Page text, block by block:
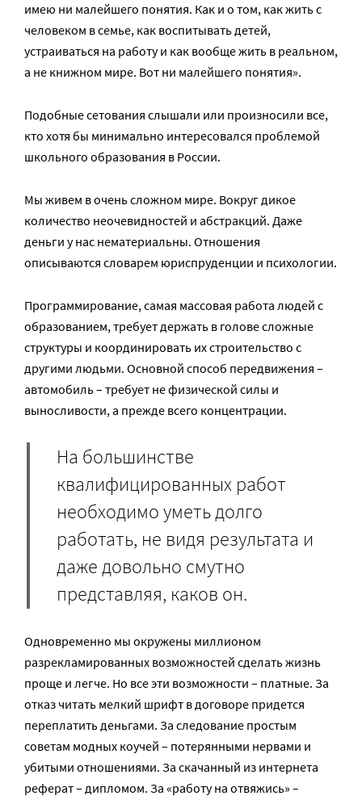
имею ни малейшего понятия. Как и о том, как жить с
человеком в семье, как воспитывать детей,
устраиваться на работу и как вообще жить в реальном,
а не книжном мире. Вот ни малейшего понятия».
Подобные сетования слышали или произносили все,
кто хотя бы минимально интересовался проблемой
школьного образования в России.
Мы живем в очень сложном мире. Вокруг дикое
количество неочевидностей и абстракций. Даже
деньги у нас нематериальны. Отношения
описываются словарем юриспруденции и психологии.
Программирование, самая массовая работа людей с
образованием, требует держать в голове сложные
структуры и координировать их строительство с
другими людьми. Основной способ передвижения –
автомобиль – требует не физической силы и
выносливости, а прежде всего концентрации.
На большинстве
квалифицированных работ
необходимо уметь долго
работать, не видя результата и
даже довольно смутно
представляя, каков он.
Одновременно мы окружены миллионом
разрекламированных возможностей сделать жизнь
проще и легче. Но все эти возможности – платные. За
отказ читать мелкий шрифт в договоре придется
переплатить деньгами. За следование простым
советам модных коучей – потерянными нервами и
убитыми отношениями. За скачанный из интернета
реферат – дипломом. За «работу на отвяжись» –